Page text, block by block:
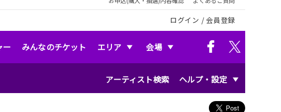
本/ゲーム/CD/DVD
楽天ブックス
電子書籍
楽天Kobo
音楽配信
ログイン / 会員登録
ー みんなのチケット エリア 会場
アーティスト検索 ヘルプ・設定